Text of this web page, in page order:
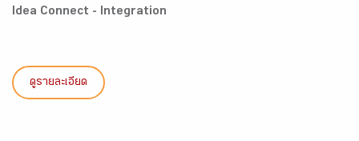
Idea Connect - Integration
ดูรายละเอียด